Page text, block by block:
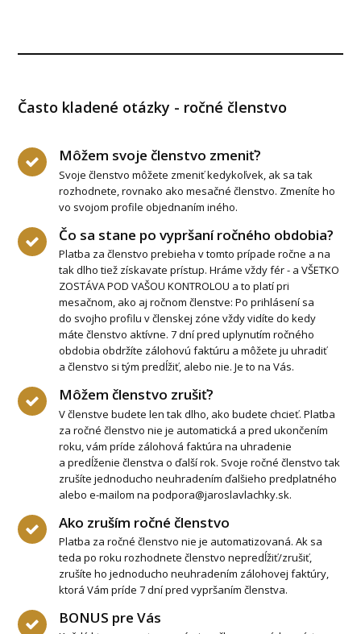
Často kladené otázky - ročné členstvo
Môžem svoje členstvo zmeniť?
Svoje členstvo môžete zmeniť kedykoľvek, ak sa tak
rozhodnete, rovnako ako mesačné členstvo. Zmeníte ho
vo svojom profile objednaním iného.
Čo sa stane po vypršaní ročného obdobia?
Platba za členstvo prebieha v tomto prípade ročne a na
tak dlho tiež získavate prístup. Hráme vždy fér - a VŠETKO
ZOSTÁVA POD VAŠOU KONTROLOU a to platí pri
mesačnom, ako aj ročnom členstve: Po prihlásení sa
do svojho profilu v členskej zóne vždy vidíte do kedy
máte členstvo aktívne. 7 dní pred uplynutím ročného
obdobia obdržíte zálohovú faktúru a môžete ju uhradiť
a členstvo si tým predĺžiť, alebo nie. Je to na Vás.
Môžem členstvo zrušiť?
V členstve budete len tak dlho, ako budete chcieť. Platba
za ročné členstvo nie je automatická a pred ukončením
roku, vám príde zálohová faktúra na uhradenie
a predĺženie členstva o ďalší rok. Svoje ročné členstvo tak
zrušíte jednoducho neuhradením ďalšieho predplatného
alebo e-mailom na podpora@jaroslavlachky.sk.
Ako zruším ročné členstvo
Platba za ročné členstvo nie je automatizovaná. Ak sa
teda po roku rozhodnete členstvo nepredĺžiť/zrušiť,
zrušíte ho jednoducho neuhradením zálohovej faktúry,
ktorá Vám príde 7 dní pred vypršaním členstva.
BONUS pre Vás